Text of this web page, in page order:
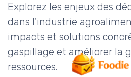
Explorez les enjeux des
dans l'industrie
impacts et solutions
gaspillage et améliorer la
ressources.